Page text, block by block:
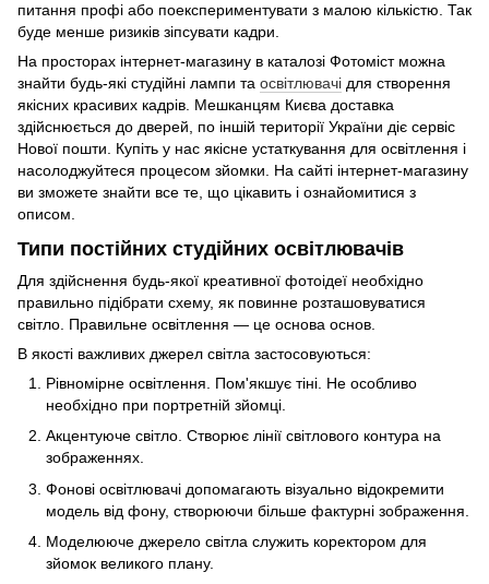
питання профі або поекспериментувати з малою кількістю. Так
буде менше ризиків зіпсувати кадри.
На просторах інтернет-магазину в каталозі Фотоміст можна
знайти будь-які студійні лампи та освітлювачі для створення
якісних красивих кадрів. Мешканцям Києва доставка
здійснюється до дверей, по іншій території України діє сервіс
Нової пошти. Купіть у нас якісне устаткування для освітлення і
насолоджуйтеся процесом зйомки. На сайті інтернет-магазину
ви зможете знайти все те, що цікавить і ознайомитися з
описом.
Типи постійних студійних освітлювачів
Для здійснення будь-якої креативної фотоідеї необхідно
правильно підібрати схему, як повинне розташовуватися
світло. Правильне освітлення — це основа основ.
В якості важливих джерел світла застосовуються:
Рівномірне освітлення. Пом'якшує тіні. Не особливо
необхідно при портретній зйомці.
Акцентуюче світло. Створює лінії світлового контура на
зображеннях.
Фонові освітлювачі допомагають візуально відокремити
модель від фону, створюючи більше фактурні зображення.
Моделююче джерело світла служить коректором для
зйомок великого плану.